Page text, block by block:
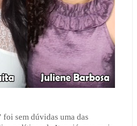
sem dúvidas uma das